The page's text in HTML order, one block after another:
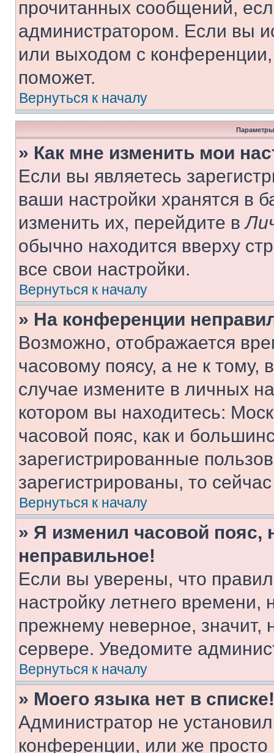
прочитанных сообщений,
администратором. Если вы
или выходом с
поможет.
Вернуться к началу
Параметры
» Как мне изменить мои
Если вы являетесь
ваши настройки хранятся в
изменить их, перейдите в
обычно находится вверху
все свои настройки.
Вернуться к началу
» На конференции
Возможно, отображается
часовому поясу, а не к тому,
случае измените в личных
котором вы находитесь:
часовой пояс, как и
зарегистрированные
зарегистрированы, то
Вернуться к началу
» Я изменил часовой пояс,
неправильное!
Если вы уверены, что
настройку летнего
прежнему неверное, значит,
сервере. Уведомите
Вернуться к началу
» Моего языка нет в списке!
Администратор не
конференции, или же